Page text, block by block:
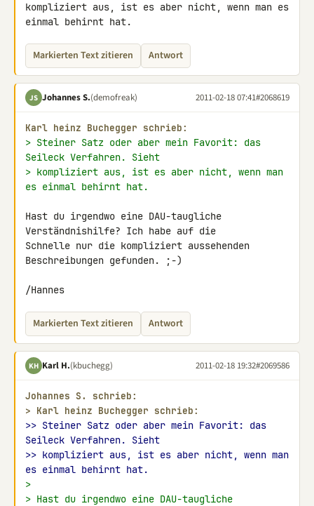
kompliziert aus, ist es aber nicht, wenn man es
einmal behirnt hat.
Markierten Text zitieren Antwort
JS Johannes S.(demofreak) 2011-02-18 07:41#2068619
Karl heinz Buchegger schrieb:
> Steiner Satz oder aber mein Favorit: das
Seileck Verfahren. Sieht
> kompliziert aus, ist es aber nicht, wenn man
es einmal behirnt hat.
Hast du irgendwo eine DAU-taugliche
Verständnishilfe? Ich habe auf die
Schnelle nur die kompliziert aussehenden
Beschreibungen gefunden. ;-)
/Hannes
Markierten Text zitieren Antwort
KH Karl H.(kbuchegg) 2011-02-18 19:32#2069586
Johannes S. schrieb:
> Karl heinz Buchegger schrieb:
>> Steiner Satz oder aber mein Favorit: das
Seileck Verfahren. Sieht
>> kompliziert aus, ist es aber nicht, wenn man
es einmal behirnt hat.
>
> Hast du irgendwo eine DAU-taugliche